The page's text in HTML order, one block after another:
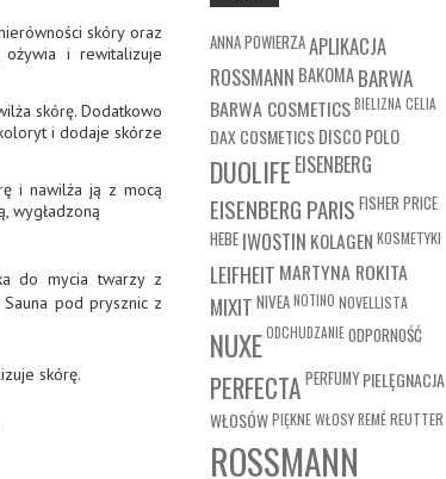
skóry oraz
ożywia i rewitalizuje
skórę. Dodatkowo
i dodaje skórze
i nawilża ją z mocą
wygładzoną
do mycia twarzy z
pod prysznic z
skórę.
ANNA POWIERZAAPLIKACJA
ROSSMANN BAKOMABARWA
BARWA COSMETICSBIELIZNA CELIA
DAX COSMETICSDISCO POLO
DUOLIFE EISENBERG
EISENBERG PARIS FISHER PRICE
HEBE IWOSTIN KOLAGEN KOSMETYKI
LEIFHEIT MARTYNA ROKITA
MIXIT NIVEANOTINO NOVELLISTA
NUXEODCHUDZANIEODPORNOŚĆ
PERFECTA PERFUMY PIELĘGNACJA
WŁOSÓWPIĘKNE WŁOSYREMÉREUTTER
ROSSMANN